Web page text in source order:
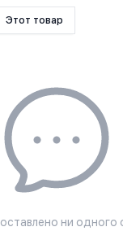
Этот товар
ни одного